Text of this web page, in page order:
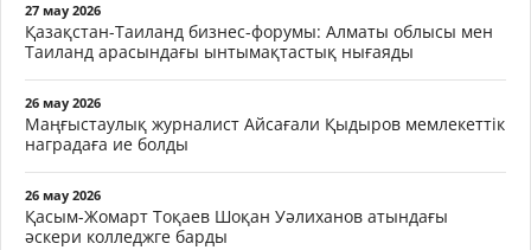
27 мау 2026
Қазақстан-Таиланд бизнес-форумы: Алматы облысы мен
Таиланд арасындағы ынтымақтастық нығаяды
26 мау 2026
Маңғыстаулық журналист Айсағали Қыдыров мемлекеттік
наградаға ие болды
26 мау 2026
Қасым-Жомарт Тоқаев Шоқан Уәлиханов атындағы
әскери колледжге барды